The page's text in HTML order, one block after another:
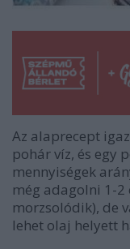
Az alaprecept
pohár víz, és egy
mennyiségek
még adagolni 1-
morzsolódik), de
lehet olaj helyett